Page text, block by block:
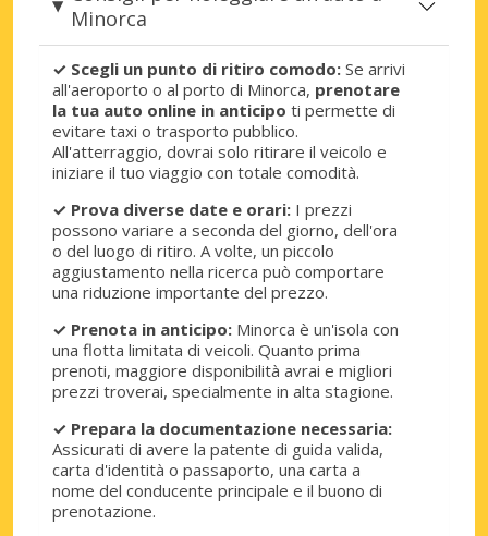
Minorca
✓ Scegli un punto di ritiro comodo: Se arrivi
all'aeroporto o al porto di Minorca, prenotare
la tua auto online in anticipo ti permette di
evitare taxi o trasporto pubblico.
All'atterraggio, dovrai solo ritirare il veicolo e
iniziare il tuo viaggio con totale comodità.
✓ Prova diverse date e orari: I prezzi
possono variare a seconda del giorno, dell'ora
o del luogo di ritiro. A volte, un piccolo
aggiustamento nella ricerca può comportare
una riduzione importante del prezzo.
✓ Prenota in anticipo: Minorca è un'isola con
una flotta limitata di veicoli. Quanto prima
prenoti, maggiore disponibilità avrai e migliori
prezzi troverai, specialmente in alta stagione.
✓ Prepara la documentazione necessaria:
Assicurati di avere la patente di guida valida,
carta d'identità o passaporto, una carta a
nome del conducente principale e il buono di
prenotazione.